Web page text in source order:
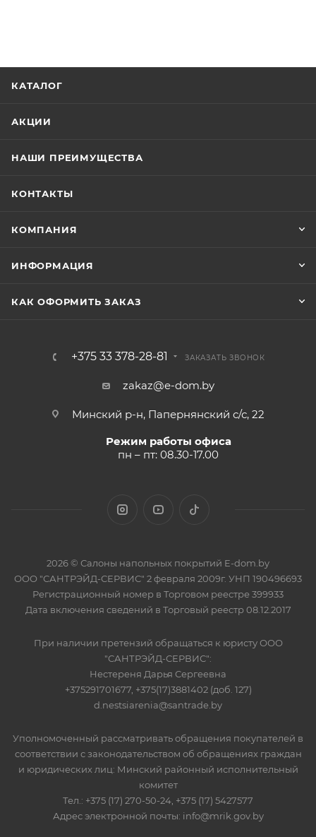
КАТАЛОГ
АКЦИИ
НАШИ ПРЕИМУЩЕСТВА
КОНТАКТЫ
КОМПАНИЯ
ИНФОРМАЦИЯ
КАК ОФОРМИТЬ ЗАКАЗ
+375 33 378-28-81 ЗАКАЗАТЬ ЗВОНОК
zakaz@e-dom.by
Минский р-н, Папернянский с/с, 22
Режим работы офиса
пн – пт: 08.30-17.00
2026 © Салоны напольных покрытий E-dom.by
ООО "САНТРЭЙД-СЕРВИС" 2 февраля 2009г. УНП 190496693
Регистрационный номер в Торговом реестре 399933
Дата включения сведений в Торговый реестр 08.12.2017
При наличии претензий обращаться к юристу ООО
"САНТРЭЙД-СЕРВИС":
Нестереня Дарья Сергеевна
+375291701677, +375(17)3881402 (доб. 127)
d.nestsiarenia@santrade.by
Уполномоченный рассматривать обращения покупателей в
соответствии с законодательством об обращениях граждан
и юридических лиц: Минский районный исполнительный
комитет
Тел.: +375 (17) 270-50-24, +375 (17) 5427577
Адрес электронной почты: info@mrik.gov.by